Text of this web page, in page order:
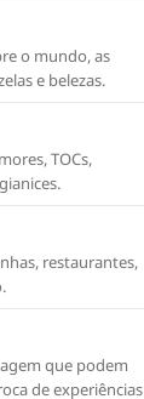
o mundo, as
e belezas.
TOCs,
restaurantes,
que podem
de experiências